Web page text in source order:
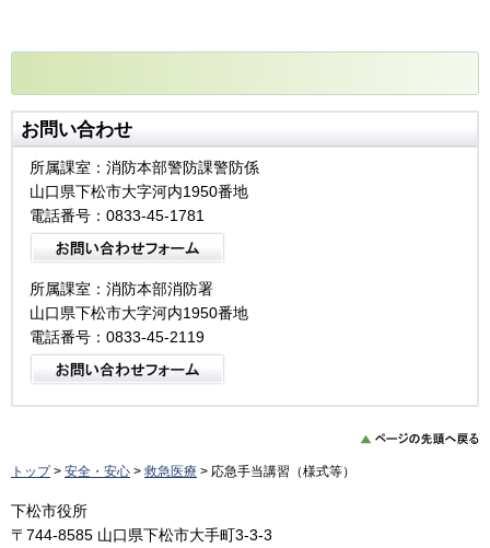
お問い合わせ
所属課室：消防本部警防課警防係
山口県下松市大字河内1950番地
電話番号：0833-45-1781
所属課室：消防本部消防署
山口県下松市大字河内1950番地
電話番号：0833-45-2119
トップ> 安全・安心 > 救急医療 > 応急手当講習（様式等）
下松市役所
〒744-8585 山口県下松市大手町3-3-3